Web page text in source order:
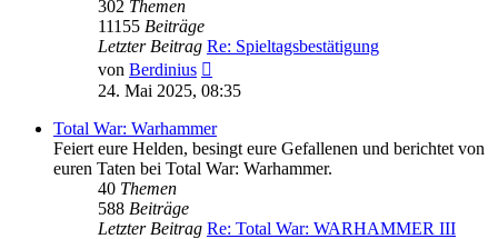
302 Themen
11155 Beiträge
Letzter Beitrag Re: Spieltagsbestätigung
von Berdinius
Beitrag
24. Mai 2025, 08:35
Total War: Warhammer
Feiert eure Helden, besingt eure Gefallenen und berichtet von
euren Taten bei Total War: Warhammer.
40 Themen
588 Beiträge
Letzter Beitrag Re: Total War: WARHAMMER III